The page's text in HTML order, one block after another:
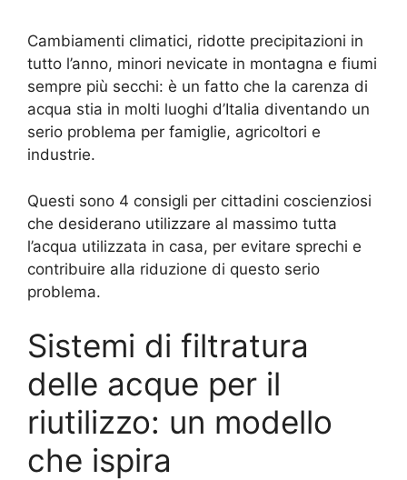
Cambiamenti climatici, ridotte precipitazioni in
tutto l’anno, minori nevicate in montagna e fiumi
sempre più secchi: è un fatto che la carenza di
acqua stia in molti luoghi d’Italia diventando un
serio problema per famiglie, agricoltori e
industrie.
Questi sono 4 consigli per cittadini coscienziosi
che desiderano utilizzare al massimo tutta
l’acqua utilizzata in casa, per evitare sprechi e
contribuire alla riduzione di questo serio
problema.
Sistemi di filtratura
delle acque per il
riutilizzo: un modello
che ispira